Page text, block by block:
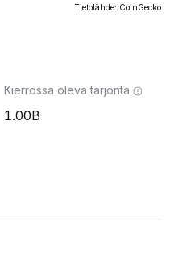
Tietolähde: CoinGecko
Kierrossa oleva tarjonta
1.00B